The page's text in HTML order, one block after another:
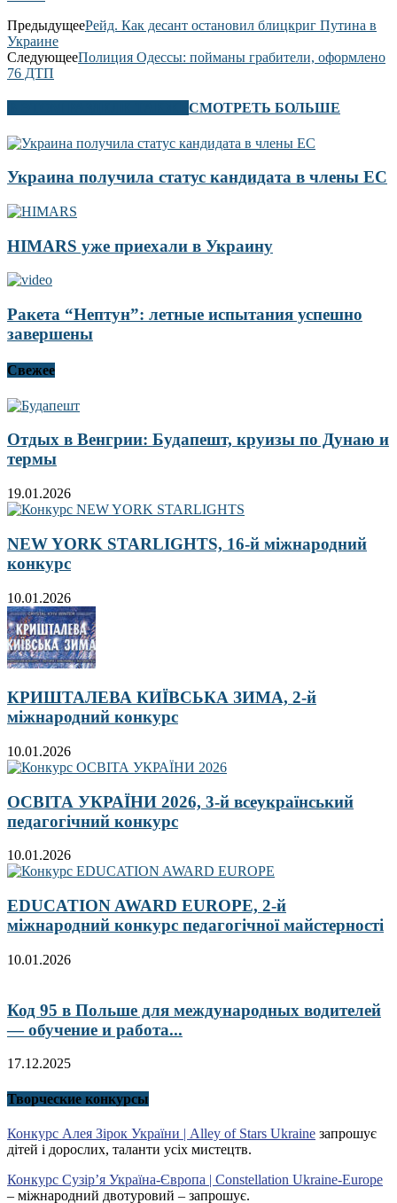
ПредыдущееРейд. Как десант остановил блицкриг Путина в
Украине
СледующееПолиция Одессы: пойманы грабители, оформлено
76 ДТП
СМОТРЕТЬ БОЛЬШЕ
Украина получила статус кандидата в члены ЕС
HIMARS уже приехали в Украину
Ракета “Нептун”: летные испытания успешно
завершены
Свежее
Отдых в Венгрии: Будапешт, круизы по Дунаю и
термы
19.01.2026
NEW YORK STARLIGHTS, 16-й міжнародний
конкурс
10.01.2026
КРИШТАЛЕВА КИЇВСЬКА ЗИМА, 2-й
міжнародний конкурс
10.01.2026
ОСВІТА УКРАЇНИ 2026, 3-й всеукраїнський
педагогічний конкурс
10.01.2026
EDUCATION AWARD EUROPE, 2-й
міжнародний конкурс педагогічної майстерності
10.01.2026
Код 95 в Польше для международных водителей
— обучение и работа...
17.12.2025
Творческие конкурсы
Конкурс Алея Зірок України | Alley of Stars Ukraine запрошує
дітей і дорослих, таланти усіх мистецтв.
Конкурс Сузір’я Україна-Європа | Constellation Ukraine-Europe
– міжнародний двотуровий – запрошує.